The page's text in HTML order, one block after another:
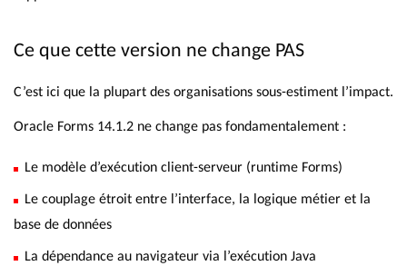
Ce que cette version ne change PAS
C’est ici que la plupart des organisations sous-estiment l’impact.
Oracle Forms 14.1.2 ne change pas fondamentalement :
Le modèle d’exécution client-serveur (runtime Forms)
Le couplage étroit entre l’interface, la logique métier et la
base de données
La dépendance au navigateur via l’exécution Java